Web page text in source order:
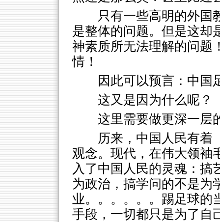
只有一些高明的外国
是整体的问题。但是这却
神素质所无法理解的问题
情！
因此可以预言：中国
这又是因为什么呢？
这里需要做更深一层
历来，中国人民有着
观念。现代，在伟大领袖
入了中国人民的灵魂：搞
为政治，搞学问的不是为
业。。。。。。踢足球的
手段，一切都只是为了自